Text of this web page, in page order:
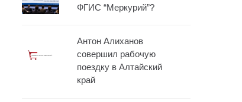
ФГИС “Меркурий”?
Антон Алиханов
совершил рабочую
поездку в Алтайский
край